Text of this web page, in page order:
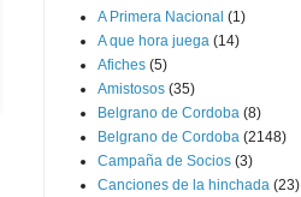
A Primera Nacional (1)
A que hora juega (14)
Afiches (5)
Amistosos (35)
Belgrano de Cordoba (8)
Belgrano de Cordoba (2148)
Campaña de Socios (3)
Canciones de la hinchada (23)